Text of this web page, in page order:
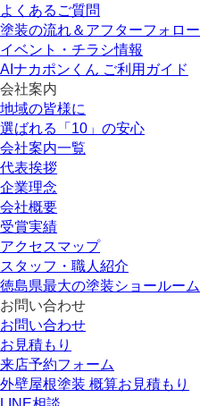
よくあるご質問
塗装の流れ＆アフターフォロー
イベント・チラシ情報
AIナカポンくん ご利用ガイド
会社案内
地域の皆様に
選ばれる「10」の安心
会社案内一覧
代表挨拶
企業理念
会社概要
受賞実績
アクセスマップ
スタッフ・職人紹介
徳島県最大の塗装ショールーム
お問い合わせ
お問い合わせ
お見積もり
来店予約フォーム
外壁屋根塗装 概算お見積もり